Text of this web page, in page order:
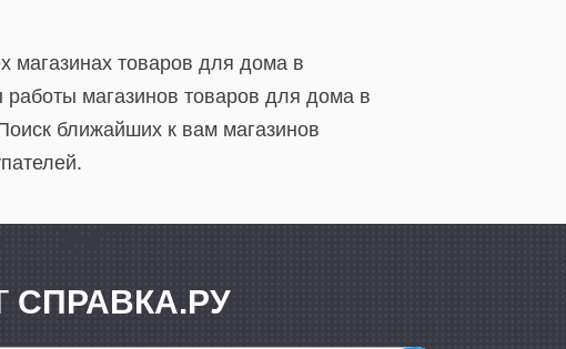
магазинах товаров для дома в
магазинов товаров для дома в
ближайших к вам магазинов
СПРАВКА.РУ